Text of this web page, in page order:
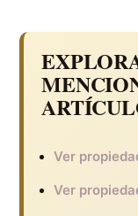
Ver
Ver